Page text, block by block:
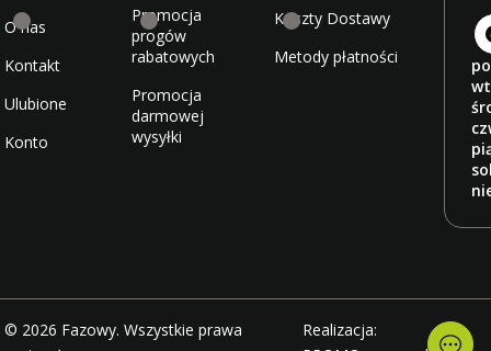
O nas
Kontakt
Ulubione
Konto
Promocja
progów
rabatowych
Promocja
darmowej
wysyłki
Koszty Dostawy
Metody płatności
© 2026 Fazowy. Wszystkie prawa
Realizacja: